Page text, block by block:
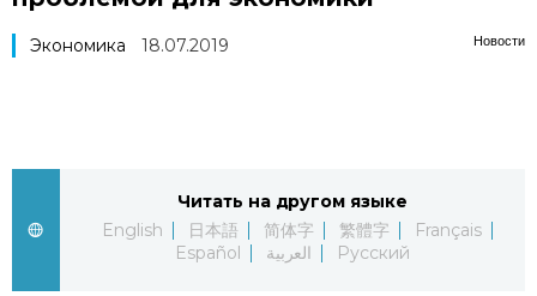
العربية
Новости
Экономика 18.07.2019
Читать на другом языке
English
日本語 简体字 繁體字
Français
Español
العربية Русский